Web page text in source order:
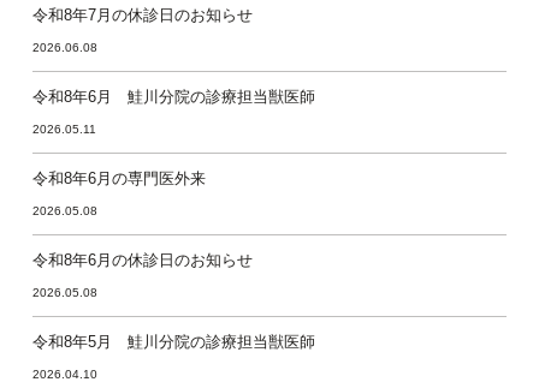
令和8年7月の休診日のお知らせ
2026.06.08
令和8年6月 鮭川分院の診療担当獣医師
2026.05.11
令和8年6月の専門医外来
2026.05.08
令和8年6月の休診日のお知らせ
2026.05.08
令和8年5月 鮭川分院の診療担当獣医師
2026.04.10